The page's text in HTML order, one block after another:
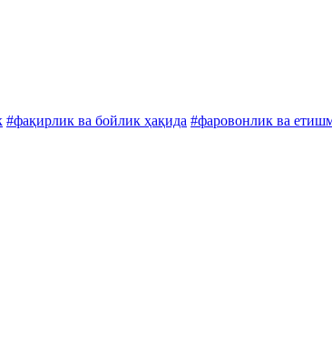
#фақирлик ва бойлик ҳақида #фаровонлик ва